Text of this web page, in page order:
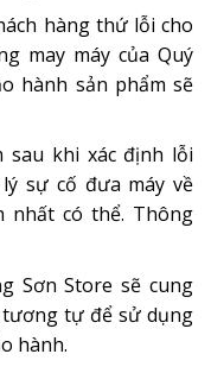
hàng thứ lỗi cho
may máy của Quý
hành sản phẩm sẽ
khi xác định lỗi
sự cố đưa máy về
nhất có thể. Thông
Sơn Store sẽ cung
tương tự để sử dụng
hành.